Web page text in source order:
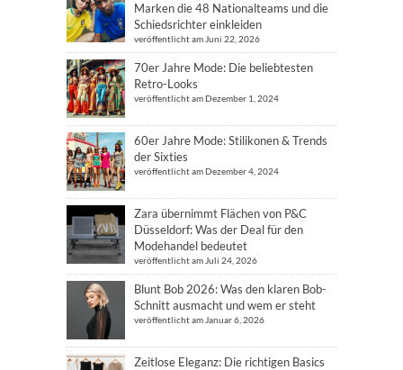
Marken die 48 Nationalteams und die
Schiedsrichter einkleiden
veröffentlicht am Juni 22, 2026
70er Jahre Mode: Die beliebtesten
Retro-Looks
veröffentlicht am Dezember 1, 2024
60er Jahre Mode: Stilikonen & Trends
der Sixties
veröffentlicht am Dezember 4, 2024
Zara übernimmt Flächen von P&C
Düsseldorf: Was der Deal für den
Modehandel bedeutet
veröffentlicht am Juli 24, 2026
Blunt Bob 2026: Was den klaren Bob-
Schnitt ausmacht und wem er steht
veröffentlicht am Januar 6, 2026
Zeitlose Eleganz: Die richtigen Basics